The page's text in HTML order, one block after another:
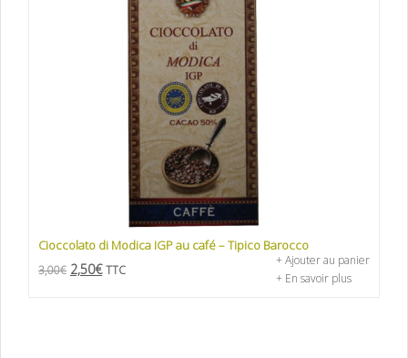
Cioccolato di Modica IGP au café – Tipico Barocco
3,00€ 2,50€ TTC
+ Ajouter au panier
+ En savoir plus